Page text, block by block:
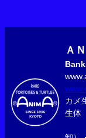
Ａ
Bank
カメ
生体